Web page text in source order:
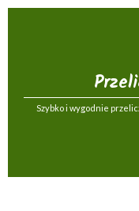
Szybko i wygodnie